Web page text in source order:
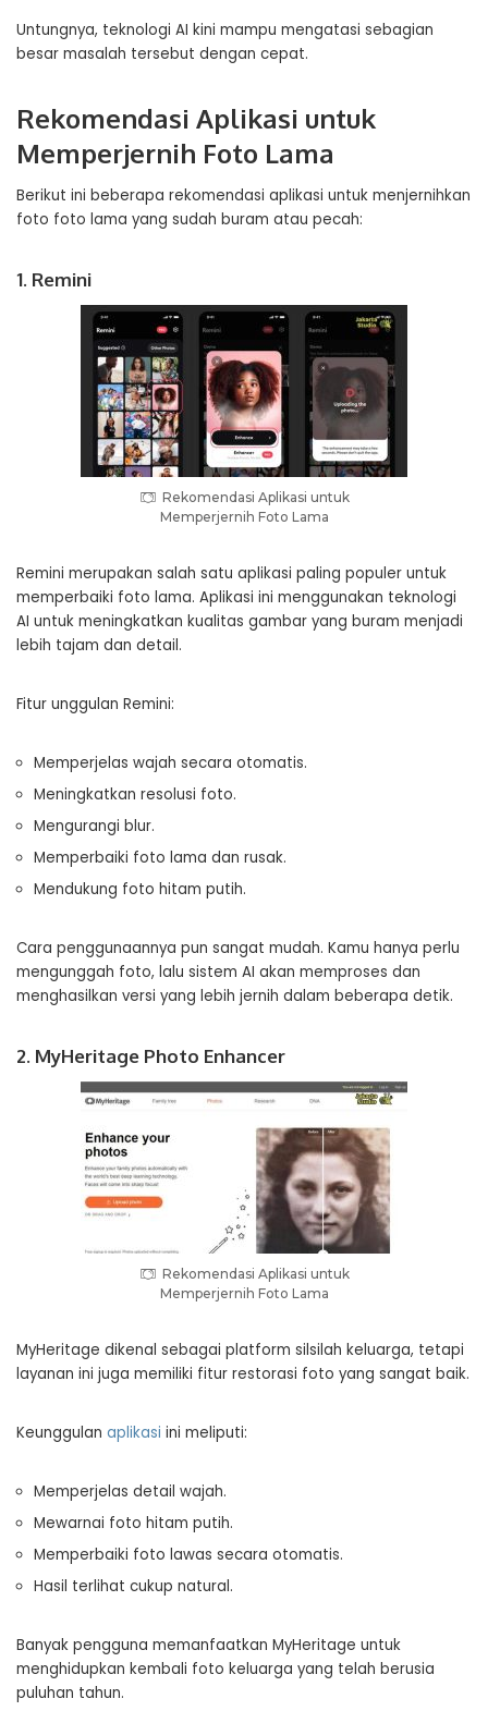
Untungnya, teknologi AI kini mampu mengatasi sebagian
besar masalah tersebut dengan cepat.
Rekomendasi Aplikasi untuk
Memperjernih Foto Lama
Berikut ini beberapa rekomendasi aplikasi untuk menjernihkan
foto foto lama yang sudah buram atau pecah:
1. Remini
Rekomendasi Aplikasi untuk
Memperjernih Foto Lama
Remini merupakan salah satu aplikasi paling populer untuk
memperbaiki foto lama. Aplikasi ini menggunakan teknologi
AI untuk meningkatkan kualitas gambar yang buram menjadi
lebih tajam dan detail.
Fitur unggulan Remini:
Memperjelas wajah secara otomatis.
Meningkatkan resolusi foto.
Mengurangi blur.
Memperbaiki foto lama dan rusak.
Mendukung foto hitam putih.
Cara penggunaannya pun sangat mudah. Kamu hanya perlu
mengunggah foto, lalu sistem AI akan memproses dan
menghasilkan versi yang lebih jernih dalam beberapa detik.
2. MyHeritage Photo Enhancer
Rekomendasi Aplikasi untuk
Memperjernih Foto Lama
MyHeritage dikenal sebagai platform silsilah keluarga, tetapi
layanan ini juga memiliki fitur restorasi foto yang sangat baik.
Keunggulan aplikasi ini meliputi:
Memperjelas detail wajah.
Mewarnai foto hitam putih.
Memperbaiki foto lawas secara otomatis.
Hasil terlihat cukup natural.
Banyak pengguna memanfaatkan MyHeritage untuk
menghidupkan kembali foto keluarga yang telah berusia
puluhan tahun.